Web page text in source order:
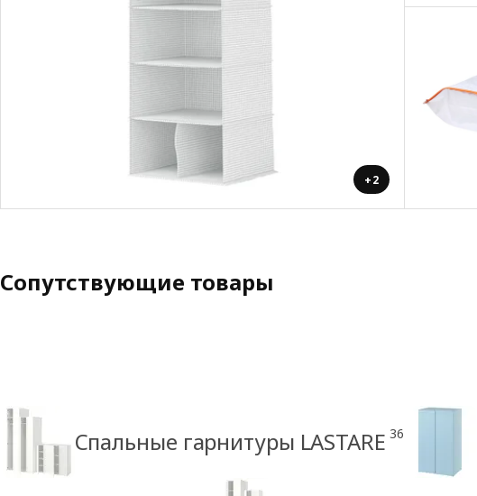
+2
Сопутствующие товары
Спальные гарнитуры LASTARE 36